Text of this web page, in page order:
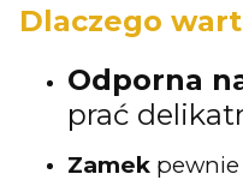
Dlaczego
Odporna
prać
Zamek